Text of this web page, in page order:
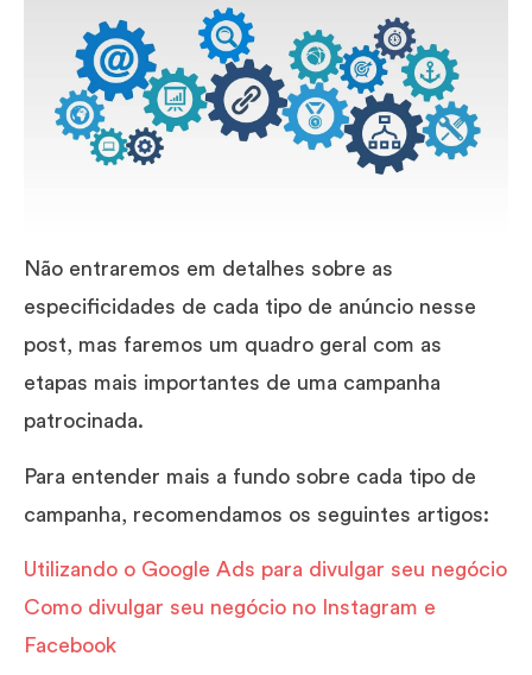
Não entraremos em detalhes sobre as
especificidades de cada tipo de anúncio nesse
post, mas faremos um quadro geral com as
etapas mais importantes de uma campanha
patrocinada.
Para entender mais a fundo sobre cada tipo de
campanha, recomendamos os seguintes artigos:
Utilizando o Google Ads para divulgar seu negócio
Como divulgar seu negócio no Instagram e
Facebook